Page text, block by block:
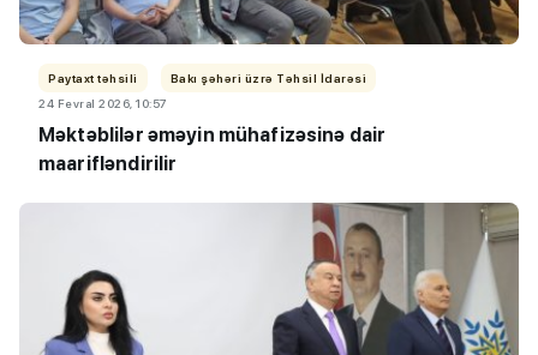
Paytaxt təhsili
Bakı şəhəri üzrə Təhsil İdarəsi
24 Fevral 2026, 10:57
Məktəblilər əməyin mühafizəsinə dair
maarifləndirilir